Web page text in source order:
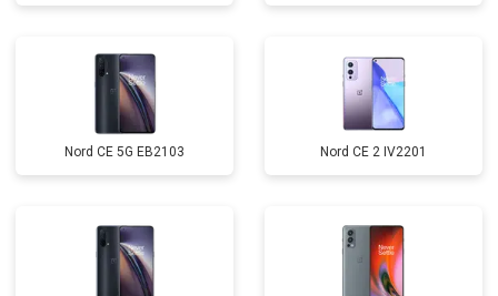
Nord CE 5G EB2103 Nord CE 2 IV2201